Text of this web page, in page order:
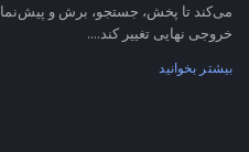
می‌کند تا پخش، جستجو، برش و
خروجی نهایی تغییر کند....
بیشتر بخوانید